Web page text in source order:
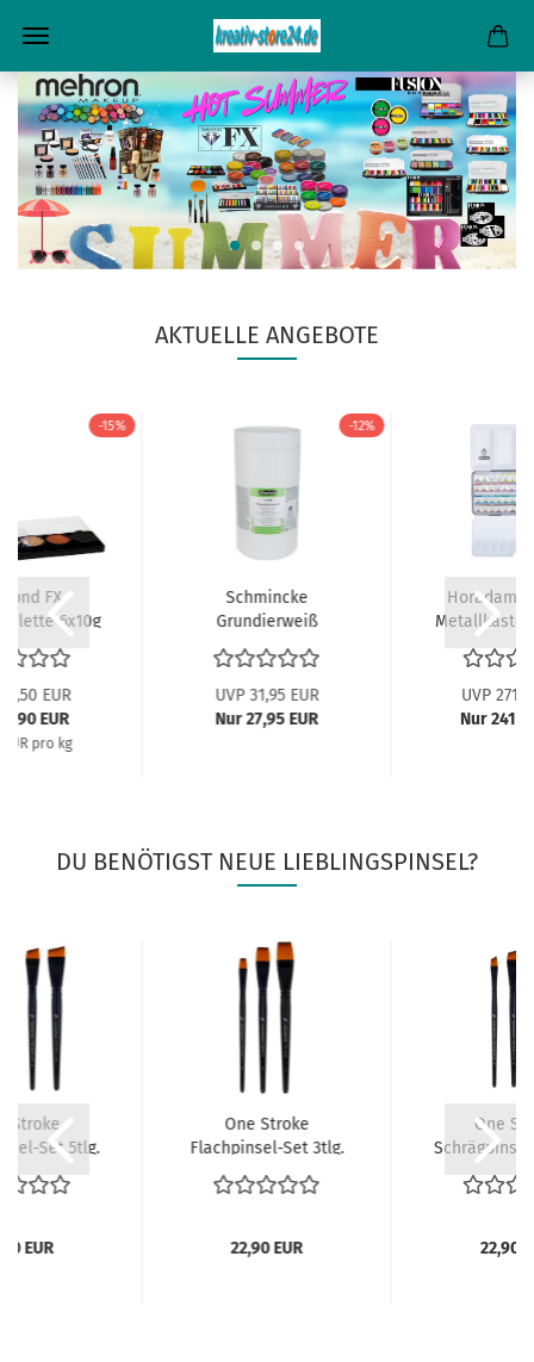
AKTUELLE ANGEBOTE
-15%
FX
6x10g
EUR
EUR
EUR pro kg
-12%
Schmincke
Grundierweiß
UVP 31,95 EUR
Nur 27,95 EUR
Horadam
UVP
Nur
DU BENÖTIGST NEUE LIEBLINGSPINSEL?
Stroke
Set 5tlg.
EUR
One Stroke
Flachpinsel-Set 3tlg.
22,90 EUR
One
22,90